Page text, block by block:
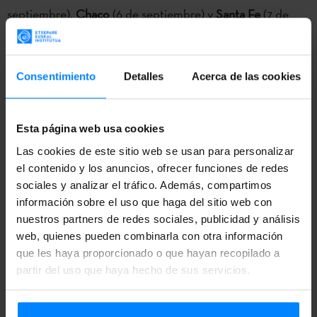
Consentimiento Detalles Acerca de las cookies
Esta página web usa cookies
Las cookies de este sitio web se usan para personalizar
el contenido y los anuncios, ofrecer funciones de redes
sociales y analizar el tráfico. Además, compartimos
información sobre el uso que haga del sitio web con
nuestros partners de redes sociales, publicidad y análisis
web, quienes pueden combinarla con otra información
que les haya proporcionado o que hayan recopilado a
partir del uso que haya hecho de sus servicios.
septiembre),Chaco(6 de septiembre) ySanta Fe(7 de
septiembre).
Bailando, cantando, gritando; dando lugar a
conversaciones mediante el silencio, nadando en
y las prácticas artísticas. Así crearon elTeatro Arriagay las
compañías Kukai Dantza yTanttaka Teatroael
espectáculo Komunikazioa-Inkomunikazioa,asomándose,
igual que solía hacer Mikel Laboa, a la inspiradora
dicotomía entre la comunicación y la incomunicación. Este
hechizante espectáculo viaja ahora a Argentina: gracias al
convenio suscrito entre elInstituto Vasco Etxeparey el